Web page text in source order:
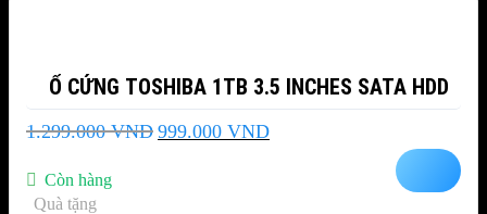
Ổ CỨNG TOSHIBA 1TB 3.5 INCHES SATA HDD
1.299.000VND Giá
999.000 VNDGiá
Còn hàng
Quà tặng